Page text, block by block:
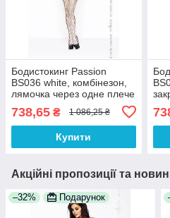
Бодистокинг Passion
BS036 white, комбінезон,
лямочка через одне плече
738,65 ₴ 1 086,25 ₴
Купити
Акційні пропозиції та
–32% Подарунок